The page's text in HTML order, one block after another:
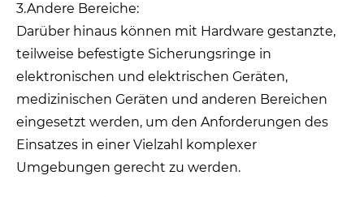
3.Andere Bereiche:
Darüber hinaus können mit Hardware gestanzte,
teilweise befestigte Sicherungsringe in
elektronischen und elektrischen Geräten,
medizinischen Geräten und anderen Bereichen
eingesetzt werden, um den Anforderungen des
Einsatzes in einer Vielzahl komplexer
Umgebungen gerecht zu werden.